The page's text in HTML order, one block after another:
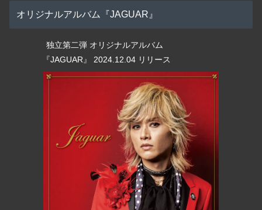
オリジナルアルバム『JAGUAR』
独立第二弾 オリジナルアルバム
『JAGUAR』 2024.12.04 リリース